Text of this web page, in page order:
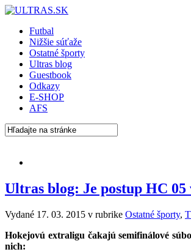
Futbal
Nižšie súťaže
Ostatné športy
Ultras blog
Guestbook
Odkazy
E-SHOP
AFS
Ultras blog: Je postup HC
Vydané 17. 03. 2015 v rubrike Ostatné športy,
Hokejovú extraligu čakajú semifinálové
nich: